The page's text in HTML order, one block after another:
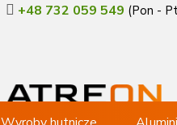
+48 732 059 549